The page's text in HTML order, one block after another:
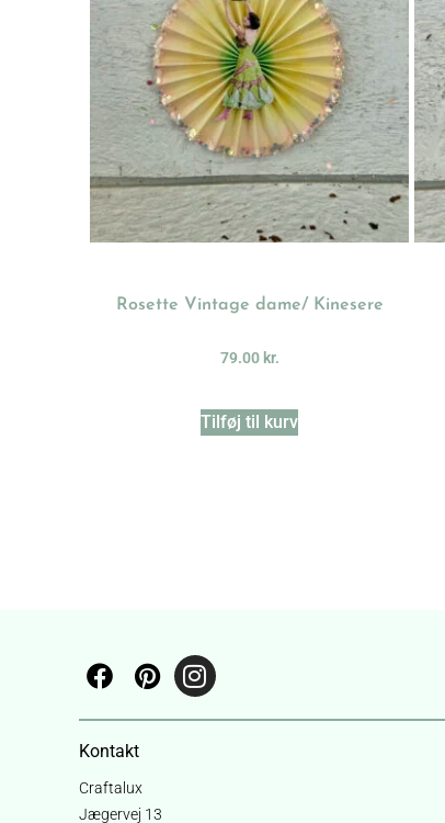
Rosette Vintage dame/ Kinesere
79.00 kr.
Tilføj til kurv
Kontakt
Craftalux
Jægervej 13